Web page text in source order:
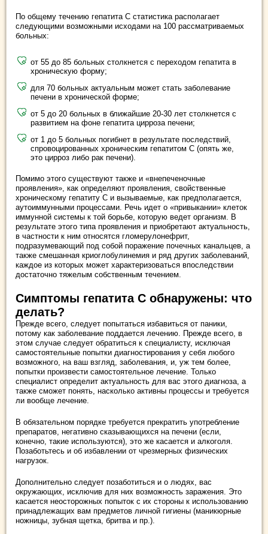
По общему течению гепатита С статистика располагает
следующими возможными исходами на 100 рассматриваемых
больных:
от 55 до 85 больных столкнется с переходом гепатита в
хроническую форму;
для 70 больных актуальным может стать заболевание
печени в хронической форме;
от 5 до 20 больных в ближайшие 20-30 лет столкнется с
развитием на фоне гепатита цирроза печени;
от 1 до 5 больных погибнет в результате последствий,
спровоцированных хроническим гепатитом С (опять же,
это цирроз либо рак печени).
Помимо этого существуют также и «внепеченочные
проявления», как определяют проявления, свойственные
хроническому гепатиту С и вызываемые, как предполагается,
аутоиммунными процессами. Речь идет о «привыкании» клеток
иммунной системы к той борьбе, которую ведет организм. В
результате этого типа проявления и приобретают актуальность,
в частности к ним относятся гломерулонефрит,
подразумевающий под собой поражение почечных канальцев, а
также смешанная криоглобулинемия и ряд других заболеваний,
каждое из которых может характеризоваться впоследствии
достаточно тяжелым собственным течением.
Симптомы гепатита С обнаружены: что
делать?
Прежде всего, следует попытаться избавиться от паники,
потому как заболевание поддается лечению. Прежде всего, в
этом случае следует обратиться к специалисту, исключая
самостоятельные попытки диагностирования у себя любого
возможного, на ваш взгляд, заболевания, и, уж тем более,
попытки произвести самостоятельное лечение. Только
специалист определит актуальность для вас этого диагноза, а
также сможет понять, насколько активны процессы и требуется
ли вообще лечение.
В обязательном порядке требуется прекратить употребление
препаратов, негативно сказывающихся на печени (если,
конечно, такие используются), это же касается и алкоголя.
Позаботьтесь и об избавлении от чрезмерных физических
нагрузок.
Дополнительно следует позаботиться и о людях, вас
окружающих, исключив для них возможность заражения. Это
касается неосторожных попыток с их стороны к использованию
принадлежащих вам предметов личной гигиены (маникюрные
ножницы, зубная щетка, бритва и пр.).